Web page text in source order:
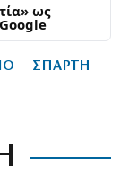
ως
ΣΠΑΡΤΗ